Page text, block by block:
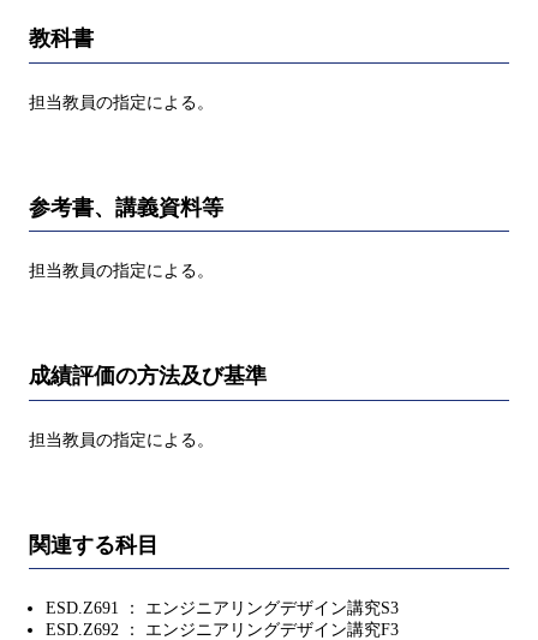
教科書
担当教員の指定による。
参考書、講義資料等
担当教員の指定による。
成績評価の方法及び基準
担当教員の指定による。
関連する科目
ESD.Z691 ： エンジニアリングデザイン講究S3
ESD.Z692 ： エンジニアリングデザイン講究F3